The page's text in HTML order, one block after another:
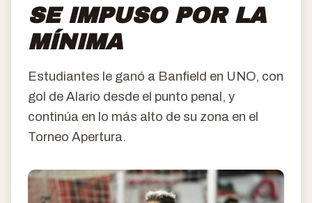
SE IMPUSO POR LA
MÍNIMA
Estudiantes le ganó a Banfield en UNO, con
gol de Alario desde el punto penal, y
continúa en lo más alto de su zona en el
Torneo Apertura.